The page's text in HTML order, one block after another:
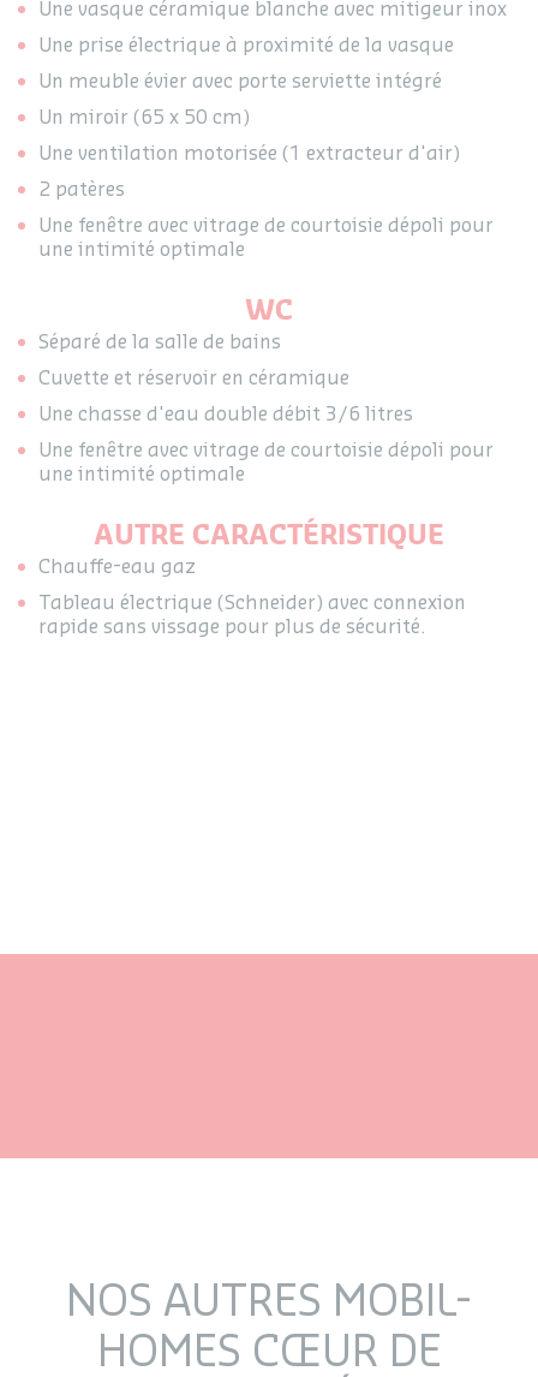
Une vasque céramique blanche avec mitigeur inox
Une prise électrique à proximité de la vasque
Un meuble évier avec porte serviette intégré
Un miroir (65 x 50 cm)
Une ventilation motorisée (1 extracteur d'air)
2 patères
Une fenêtre avec vitrage de courtoisie dépoli pour
une intimité optimale
WC
Séparé de la salle de bains
Cuvette et réservoir en céramique
Une chasse d'eau double débit 3/6 litres
Une fenêtre avec vitrage de courtoisie dépoli pour
une intimité optimale
AUTRE CARACTÉRISTIQUE
Chauffe-eau gaz
Tableau électrique (Schneider) avec connexion
rapide sans vissage pour plus de sécurité.
NOS AUTRES MOBIL-
HOMES CŒUR DE